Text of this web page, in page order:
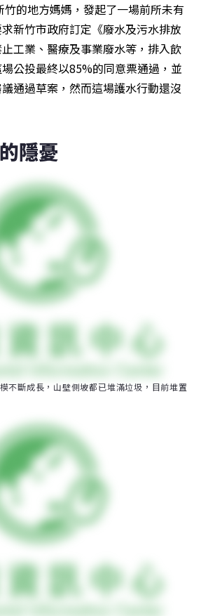
的地方媽媽，發起了一場前所未有
新竹市政府訂定《廢水及污水排放
工業、醫療及事業廢水等，排入飲
公投最終以85%的同意票通過，並
通過草案，然而這場護水行動還沒
隱憂
不斷成長，山壁側坡都已堆滿垃圾，目前堆置